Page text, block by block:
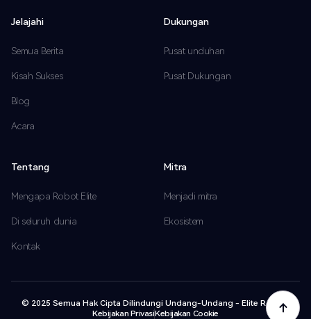
Jelajahi
Semua Berita
Kisah Sukses
Blog
Acara
Dukungan
Pusat unduhan
Pusat Dukungan
Tentang
Mengapa Robot Elite
Di seluruh dunia
Kontak
Mitra
Menjadi mitra
Ekosistem
© 2025 Semua Hak Cipta Dilindungi Undang-Undang - Elite Robots
Kebijakan PrivasiKebijakan Cookie